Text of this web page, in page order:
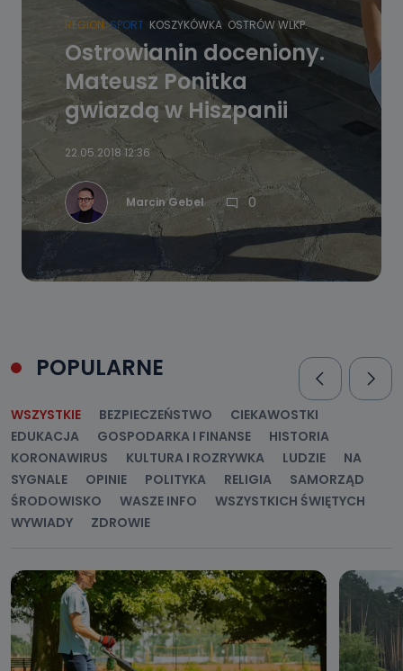
REGION SPORT KOSZYKÓWKA OSTRÓW WLKP.
Ostrowianin doceniony.
Mateusz Ponitka
gwiazdą w Hiszpanii
22.05.2018 12:36
Marcin Gebel 0
POPULARNE
WSZYSTKIE BEZPIECZEŃSTWO
CIEKAWOSTKI
EDUKACJA
GOSPODARKA I FINANSE
HISTORIA
KORONAWIRUS
KULTURA I ROZRYWKA LUDZIE
NA
SYGNALE
OPINIE POLITYKA RELIGIA
SAMORZĄD
ŚRODOWISKO
WASZE INFO
WSZYSTKICH ŚWIĘTYCH
WYWIADY
ZDROWIE